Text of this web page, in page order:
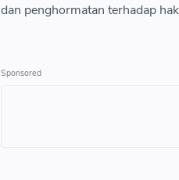
dan penghormatan terhadap